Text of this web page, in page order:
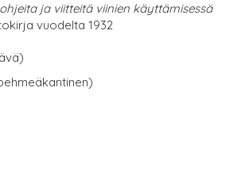
ja viitteitä viinien käyttämisessä
vuodelta 1932